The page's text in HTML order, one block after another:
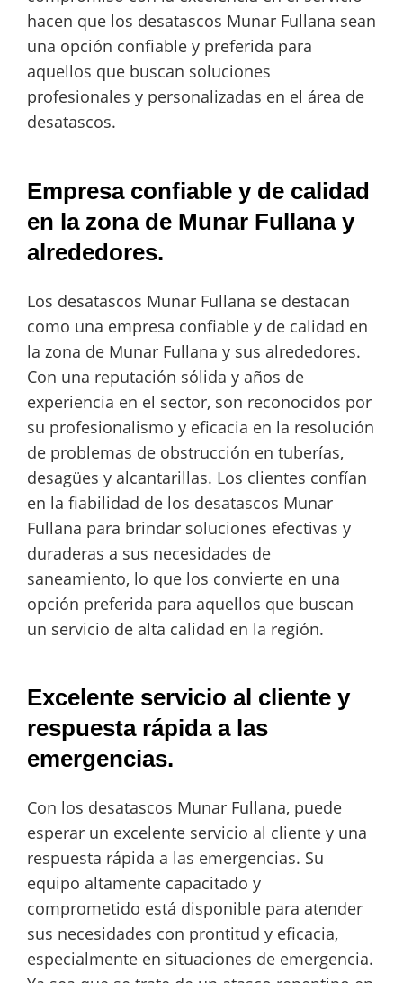
hacen que los desatascos Munar Fullana sean
una opción confiable y preferida para
aquellos que buscan soluciones
profesionales y personalizadas en el área de
desatascos.
Empresa confiable y de calidad
en la zona de Munar Fullana y
alrededores.
Los desatascos Munar Fullana se destacan
como una empresa confiable y de calidad en
la zona de Munar Fullana y sus alrededores.
Con una reputación sólida y años de
experiencia en el sector, son reconocidos por
su profesionalismo y eficacia en la resolución
de problemas de obstrucción en tuberías,
desagües y alcantarillas. Los clientes confían
en la fiabilidad de los desatascos Munar
Fullana para brindar soluciones efectivas y
duraderas a sus necesidades de
saneamiento, lo que los convierte en una
opción preferida para aquellos que buscan
un servicio de alta calidad en la región.
Excelente servicio al cliente y
respuesta rápida a las
emergencias.
Con los desatascos Munar Fullana, puede
esperar un excelente servicio al cliente y una
respuesta rápida a las emergencias. Su
equipo altamente capacitado y
comprometido está disponible para atender
sus necesidades con prontitud y eficacia,
especialmente en situaciones de emergencia.